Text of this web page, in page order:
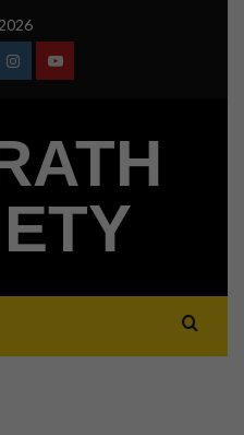
InstagramYoutube